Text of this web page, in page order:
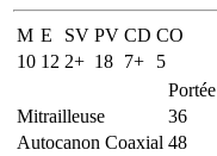
M E SV PV CD CO
10 12 2+ 18 7+
5
Portée
Mitrailleuse
36
Autocanon Coaxial 48